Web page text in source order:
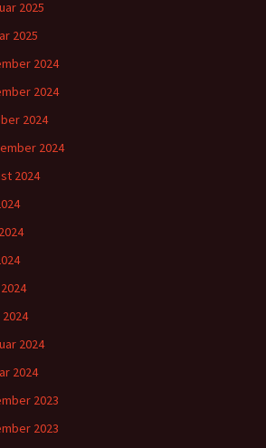
2025
2025
2024
2024
2024
2024
2024
2024
2024
2023
2023